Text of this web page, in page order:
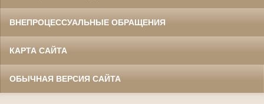
ВНЕПРОЦЕССУАЛЬНЫЕ ОБРАЩЕНИЯ
КАРТА САЙТА
ОБЫЧНАЯ ВЕРСИЯ САЙТА